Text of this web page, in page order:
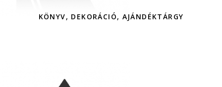
KÖNYV, DEKORÁCIÓ, AJÁNDÉKTÁRGY